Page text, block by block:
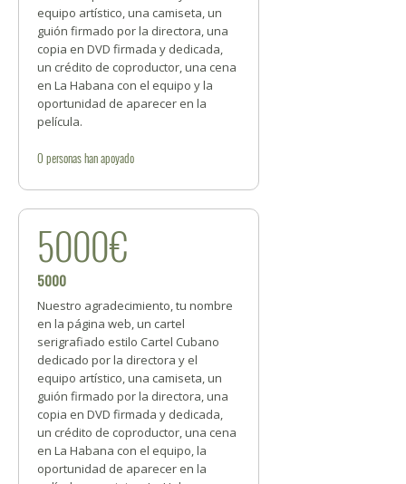
equipo artístico, una camiseta, un
guión firmado por la directora, una
copia en DVD firmada y dedicada,
un crédito de coproductor, una cena
en La Habana con el equipo y la
oportunidad de aparecer en la
película.
0 personashan apoyado
5000€
5000
Nuestro agradecimiento, tu nombre
en la página web, un cartel
serigrafiado estilo Cartel Cubano
dedicado por la directora y el
equipo artístico, una camiseta, un
guión firmado por la directora, una
copia en DVD firmada y dedicada,
un crédito de coproductor, una cena
en La Habana con el equipo, la
oportunidad de aparecer en la